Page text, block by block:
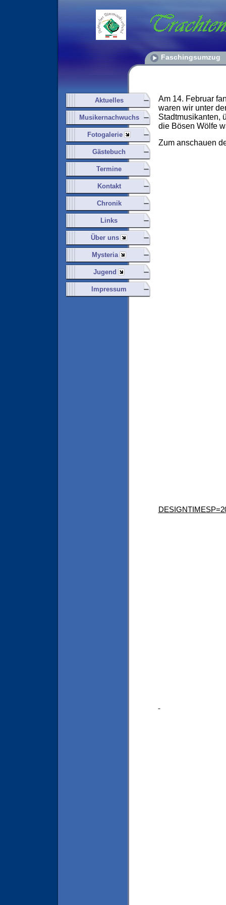
Faschingsumzug
Aktuelles
Musikernachwuchs
Fotogalerie
Gästebuch
Termine
Kontakt
Chronik
Links
Über uns
Mysteria
Jugend
Impressum
Am 14. Februar
waren wir unter
Stadtmusikanten,
die Bösen Wölfe
Zum anschauen